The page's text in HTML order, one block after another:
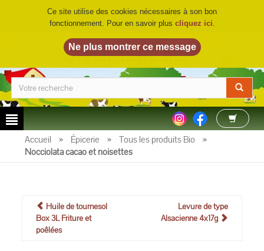
LA FERME DU BIO©
Accueil » Épicerie » Tous les produits Bio
»
Nocciolata cacao et noisettes
Huile de tournesol
Box 3L Friture et
poêlées
Levure de type
Alsacienne 4x17g
Ce site utilise des cookies nécessaires à son bon
fonctionnement. Pour en savoir plus cliquez ici.